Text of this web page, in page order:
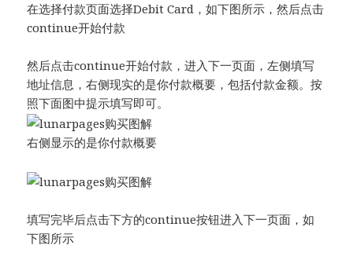
在选择付款页面选择Debit Card，如下图所示，然后点击
continue开始付款
然后点击continue开始付款，进入下一页面，左侧填写
地址信息，右侧现实的是你付款概要，包括付款金额。按
照下面图中提示填写即可。
右侧显示的是你付款概要
填写完毕后点击下方的continue按钮进入下一页面，如
下图所示